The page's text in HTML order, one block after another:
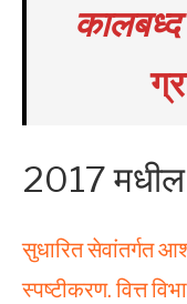
कालबध्द
2017 मधील
सुधारित सेवांतर्गत
स्पष्टीकरण. वित्त